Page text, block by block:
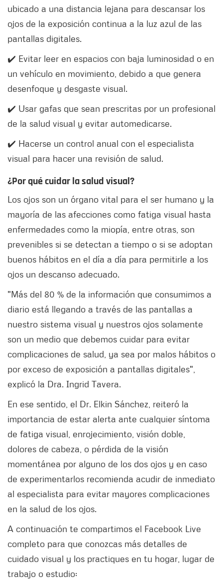
ubicado a una distancia lejana para descansar los
ojos de la exposición continua a la luz azul de las
pantallas digitales.
✔️ Evitar leer en espacios con baja luminosidad o en
un vehículo en movimiento, debido a que genera
desenfoque y desgaste visual.
✔️ Usar gafas que sean prescritas por un profesional
de la salud visual y evitar automedicarse.
✔️ Hacerse un control anual con el especialista
visual para hacer una revisión de salud.
¿Por qué cuidar la salud visual?
Los ojos son un órgano vital para el ser humano y la
mayoría de las afecciones como fatiga visual hasta
enfermedades como la miopía, entre otras, son
prevenibles si se detectan a tiempo o si se adoptan
buenos hábitos en el día a día para permitirle a los
ojos un descanso adecuado.
"Más del 80 % de la información que consumimos a
diario está llegando a través de las pantallas a
nuestro sistema visual y nuestros ojos solamente
son un medio que debemos cuidar para evitar
complicaciones de salud, ya sea por malos hábitos o
por exceso de exposición a pantallas digitales",
explicó la Dra. Ingrid Tavera.
En ese sentido, el Dr. Elkin Sánchez, reiteró la
importancia de estar alerta ante cualquier síntoma
de fatiga visual, enrojecimiento, visión doble,
dolores de cabeza, o pérdida de la visión
momentánea por alguno de los dos ojos y en caso
de experimentarlos recomienda acudir de inmediato
al especialista para evitar mayores complicaciones
en la salud de los ojos.
A continuación te compartimos el Facebook Live
completo para que conozcas más detalles de
cuidado visual y los practiques en tu hogar, lugar de
trabajo o estudio: